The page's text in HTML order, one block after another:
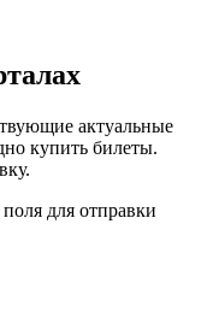
актуальные
купить билеты.
для отправки